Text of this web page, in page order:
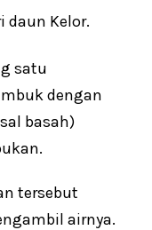
daun Kelor.
satu
dengan
basah)
tersebut
airnya.